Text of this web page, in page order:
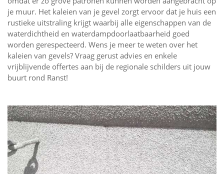
je muur. Het kaleien van je gevel zorgt ervoor dat je huis een
rustieke uitstraling krijgt waarbij alle eigenschappen van de
waterdichtheid en waterdampdoorlaatbaarheid goed
worden gerespecteerd. Wens je meer te weten over het
kaleien van gevels? Vraag gerust advies en enkele
vrijblijvende offertes aan bij de regionale schilders uit jouw
buurt rond Ranst!